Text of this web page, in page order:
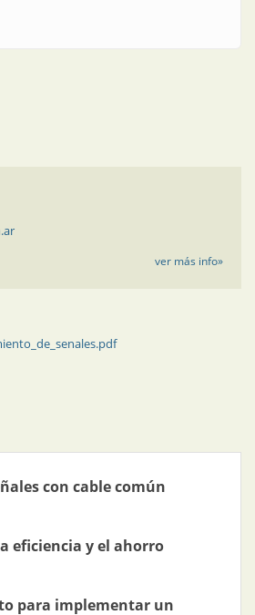
ver más info»
con cable común
eficiencia y el ahorro
para implementar un